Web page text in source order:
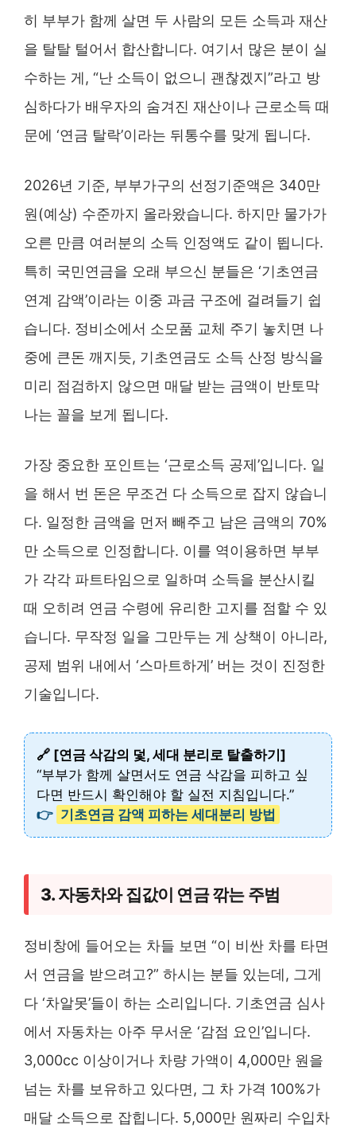
히 부부가 함께 살면 두 사람의 모든 소득과 재산
을 탈탈 털어서 합산합니다. 여기서 많은 분이 실
수하는 게, “난 소득이 없으니 괜찮겠지”라고 방
심하다가 배우자의 숨겨진 재산이나 근로소득 때
문에 ‘연금 탈락’이라는 뒤통수를 맞게 됩니다.
2026년 기준, 부부가구의 선정기준액은 340만
원(예상) 수준까지 올라왔습니다. 하지만 물가가
오른 만큼 여러분의 소득 인정액도 같이 뜁니다.
특히 국민연금을 오래 부으신 분들은 ‘기초연금
연계 감액’이라는 이중 과금 구조에 걸려들기 쉽
습니다. 정비소에서 소모품 교체 주기 놓치면 나
중에 큰돈 깨지듯, 기초연금도 소득 산정 방식을
미리 점검하지 않으면 매달 받는 금액이 반토막
나는 꼴을 보게 됩니다.
가장 중요한 포인트는 ‘근로소득 공제’입니다. 일
을 해서 번 돈은 무조건 다 소득으로 잡지 않습니
다. 일정한 금액을 먼저 빼주고 남은 금액의 70%
만 소득으로 인정합니다. 이를 역이용하면 부부
가 각각 파트타임으로 일하며 소득을 분산시킬
때 오히려 연금 수령에 유리한 고지를 점할 수 있
습니다. 무작정 일을 그만두는 게 상책이 아니라,
공제 범위 내에서 ‘스마트하게’ 버는 것이 진정한
기술입니다.
🔗 [연금 삭감의 덫, 세대 분리로 탈출하기]
“부부가 함께 살면서도 연금 삭감을 피하고 싶
다면 반드시 확인해야 할 실전 지침입니다.”
👉 기초연금 감액 피하는 세대분리 방법
3. 자동차와 집값이 연금 깎는 주범
정비창에 들어오는 차들 보면 “이 비싼 차를 타면
서 연금을 받으려고?” 하시는 분들 있는데, 그게
다 ‘차알못’들이 하는 소리입니다. 기초연금 심사
에서 자동차는 아주 무서운 ‘감점 요인’입니다.
3,000cc 이상이거나 차량 가액이 4,000만 원을
넘는 차를 보유하고 있다면, 그 차 가격 100%가
매달 소득으로 잡힙니다. 5,000만 원짜리 수입차